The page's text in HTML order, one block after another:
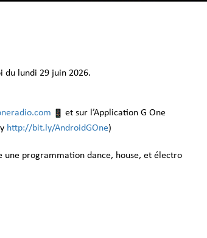
du lundi 29 juin 2026.
et sur l’Application G One
http://bit.ly/AndroidGOne)
une programmation dance, house, et électro